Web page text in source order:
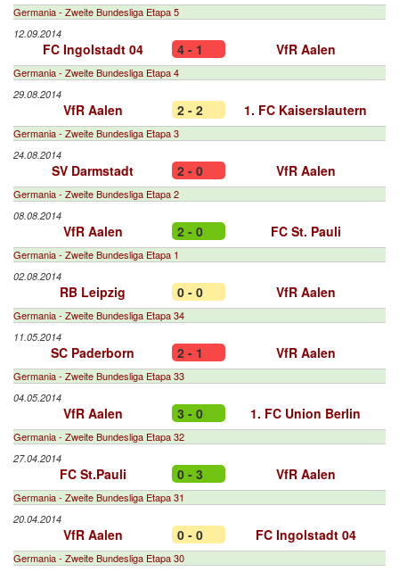
Germania - Zweite Bundesliga Etapa 5
12.09.2014
FC Ingolstadt 04 4 - 1 VfR Aalen
Germania - Zweite Bundesliga Etapa 4
29.08.2014
VfR Aalen 2 - 2 1. FC Kaiserslautern
Germania - Zweite Bundesliga Etapa 3
24.08.2014
SV Darmstadt 2 - 0 VfR Aalen
Germania - Zweite Bundesliga Etapa 2
08.08.2014
VfR Aalen 2 - 0 FC St. Pauli
Germania - Zweite Bundesliga Etapa 1
02.08.2014
RB Leipzig 0 - 0 VfR Aalen
Germania - Zweite Bundesliga Etapa 34
11.05.2014
SC Paderborn 2 - 1 VfR Aalen
Germania - Zweite Bundesliga Etapa 33
04.05.2014
VfR Aalen 3 - 0 1. FC Union Berlin
Germania - Zweite Bundesliga Etapa 32
27.04.2014
FC St.Pauli 0 - 3 VfR Aalen
Germania - Zweite Bundesliga Etapa 31
20.04.2014
VfR Aalen 0 - 0 FC Ingolstadt 04
Germania - Zweite Bundesliga Etapa 30